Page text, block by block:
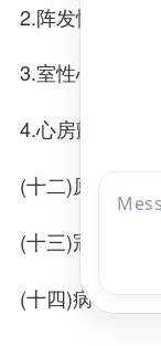
2.阵发性室上性
3.室性心动过速
4.心房颤动
(十二)原发性高
(十三)冠状动脉
(十四)病毒性心